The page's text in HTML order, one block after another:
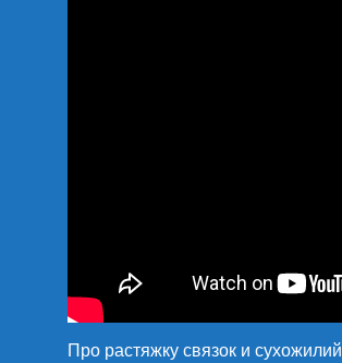
Про растяжку связок и сухожилий